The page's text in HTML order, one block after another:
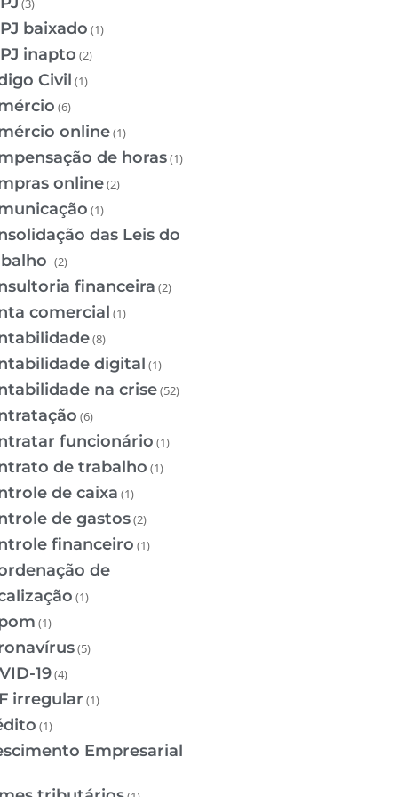
(3)
baixado (1)
inapto (2)
Civil (1)
(6)
online(1)
de horas(1)
online(2)
(1)
das Leis do
(2)
financeira (2)
comercial (1)
(8)
digital (1)
na crise(52)
(6)
funcionário (1)
de trabalho (1)
de caixa (1)
de gastos(2)
financeiro (1)
de
(1)
(1)
(5)
19(4)
irregular (1)
(1)
Empresarial